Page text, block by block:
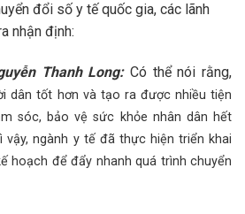
đổi số y tế quốc gia, các lãnh
nhận định:
Thanh Long:Có thể nói rằng,
dân tốt hơn và tạo ra được nhiều tiện
sóc, bảo vệ sức khỏe nhân dân hết
vậy, ngành y tế đã thực hiện triển khai
hoạch để đẩy nhanh quá trình chuyển